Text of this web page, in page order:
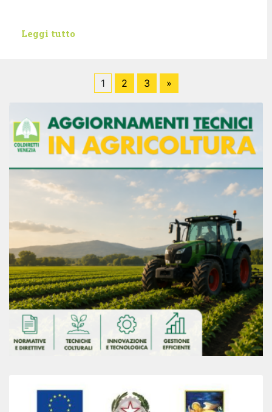
Leggi tutto
1 2 3 »